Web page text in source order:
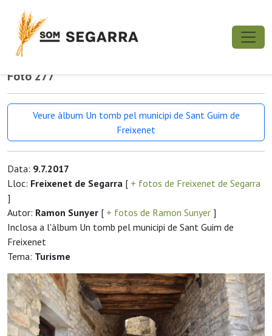
Foto 277
Veure àlbum Un tomb pel municipi de Sant Guim de
Freixenet
Data: 9.7.2017
Lloc: Freixenet de Segarra [ + fotos de Freixenet de Segarra
]
Autor: Ramon Sunyer [ + fotos de Ramon Sunyer ]
Inclosa a l'àlbum Un tomb pel municipi de Sant Guim de
Freixenet
Tema: Turisme